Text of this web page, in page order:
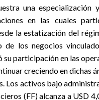
una
en las cuales
la estatización del
los negocios
participación en las
creciendo en dichas
activos bajo
(FF) alcanza a USD